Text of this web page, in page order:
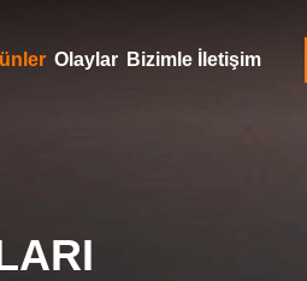
Olaylar Bizimle İletişim